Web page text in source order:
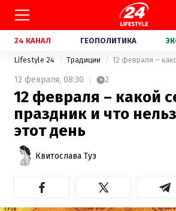
24 КАНАЛ ГЕОПОЛИТИКА
Lifestyle 24 Традиции
12 февраля, 08:30 2
12 февраля – какой
праздник и что
этот день
Квитослава Туз